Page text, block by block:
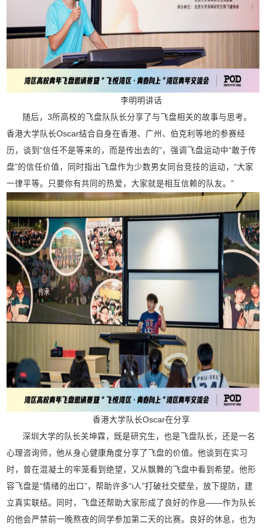
李明明讲话
随后，3所高校的飞盘队队长分享了与飞盘相关的故事与思考。
香港大学队长Oscar结合自身在香港、广州、伯克利等地的参赛经
历，谈到“信任不是等来的，而是传出去的”，强调飞盘运动中“敢于传
盘”的信任价值，同时指出飞盘作为少数男女同台竞技的运动，“大家
一律平等。只要你有共同的热爱，大家就是相互信赖的队友。”
香港大学队长Oscar在分享
深圳大学的队长关坤霖，既是研究生，也是飞盘队长，还是一名
心理咨询师，他从身心健康角度分享了飞盘的价值。他谈到在实习
时，曾在混凝土的牢笼看到绝望，又从飘舞的飞盘中看到希望。他形
容飞盘是“情绪的出口”，帮助许多“i人”打破社交壁垒，放下提防，建
立真实联结。同时，飞盘还帮助大家形成了良好的作息——作为队长
的他会严禁前一晚熬夜的同学参加第二天的比赛。良好的休息，也为